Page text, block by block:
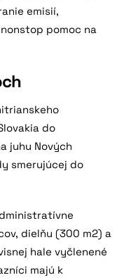
emisií,
pomoc na
do
juhu Nových
smerujúcej do
dielňu (300 m2) a
hale vyčlenené
majú k